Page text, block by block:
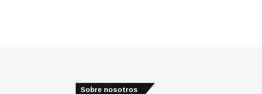
Sobre nosotros